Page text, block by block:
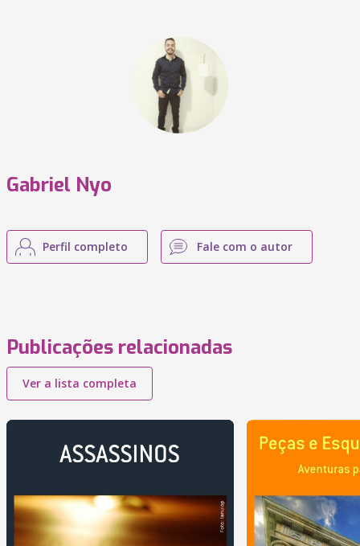
Gabriel Nyo
Perfil completo Fale com o autor
Publicações relacionadas
Ver a lista completa